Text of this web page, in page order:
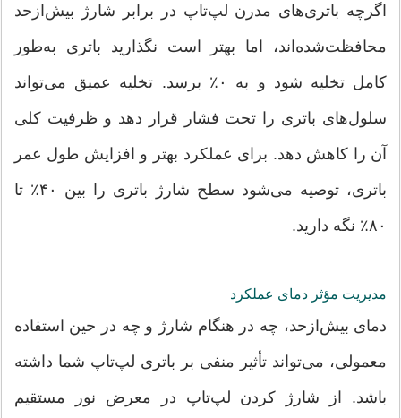
اگرچه باتری‌های مدرن لپ‌تاپ در برابر شارژ بیش‌ازحد
محافظت‌شده‌اند، اما بهتر است نگذارید باتری به‌طور
کامل تخلیه شود و به ۰٪ برسد. تخلیه عمیق می‌تواند
سلول‌های باتری را تحت فشار قرار دهد و ظرفیت کلی
آن را کاهش دهد. برای عملکرد بهتر و افزایش طول عمر
باتری، توصیه می‌شود سطح شارژ باتری را بین ۴۰٪ تا
۸۰٪ نگه دارید.
مدیریت مؤثر دمای عملکرد
دمای بیش‌ازحد، چه در هنگام شارژ و چه در حین استفاده
معمولی، می‌تواند تأثیر منفی بر باتری لپ‌تاپ شما داشته
باشد. از شارژ کردن لپ‌تاپ در معرض نور مستقیم